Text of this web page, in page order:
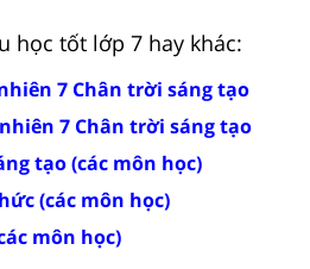
học tốt lớp 7 hay khác:
7 Chân trời sáng tạo
7 Chân trời sáng tạo
tạo (các môn học)
(các môn học)
môn học)